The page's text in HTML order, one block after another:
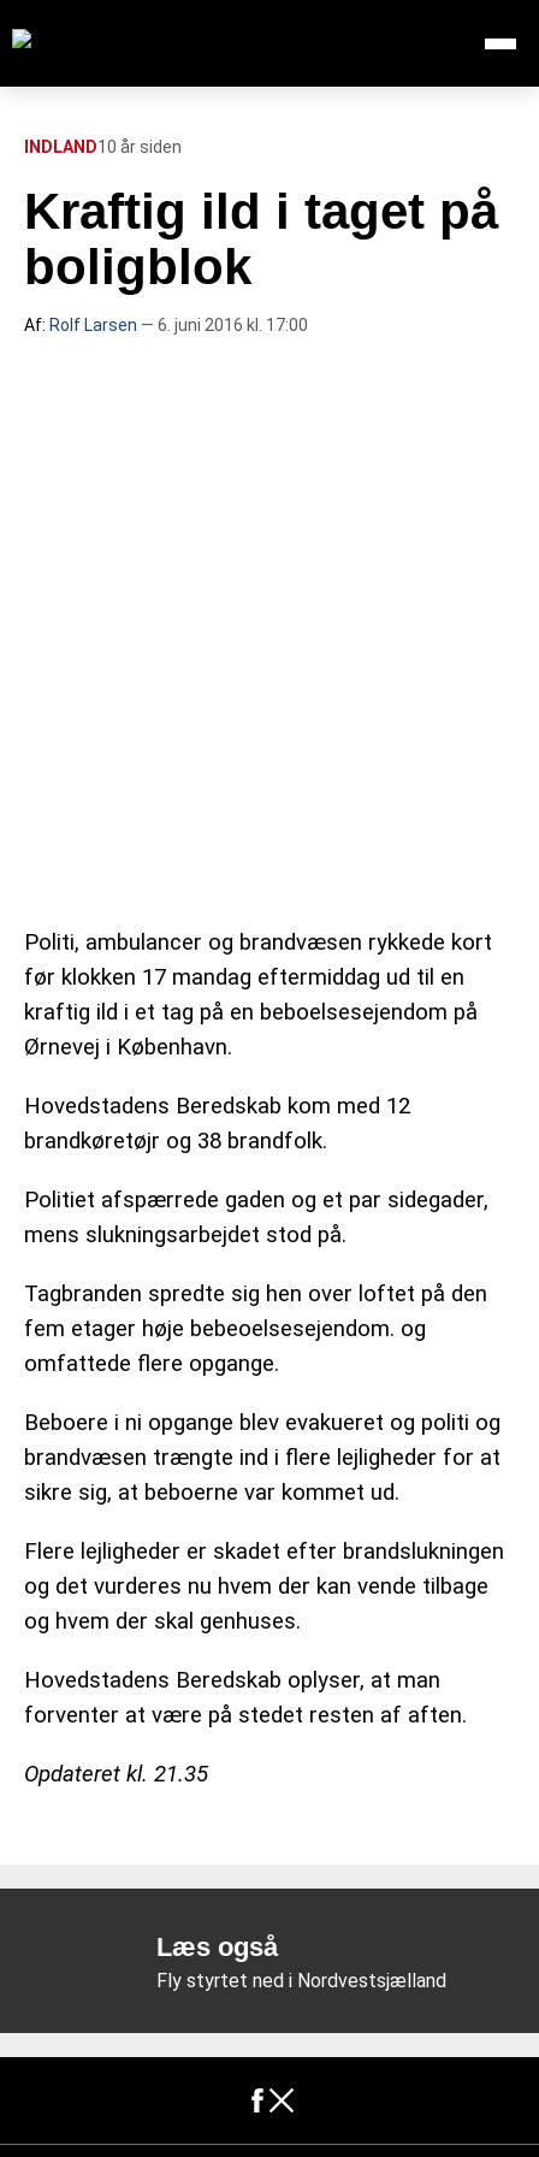
Åbn
FORSIDE
112
INDLAND10 år siden
Kraftig ild i taget på
boligblok
Af: Rolf Larsen — 6. juni 2016 kl. 17:00
Politi, ambulancer og brandvæsen rykkede kort
før klokken 17 mandag eftermiddag ud til en
kraftig ild i et tag på en beboelsesejendom på
Ørnevej i København.
Hovedstadens Beredskab kom med 12
brandkøretøjr og 38 brandfolk.
Politiet afspærrede gaden og et par sidegader,
mens slukningsarbejdet stod på.
Tagbranden spredte sig hen over loftet på den
fem etager høje bebeoelsesejendom. og
omfattede flere opgange.
Beboere i ni opgange blev evakueret og politi og
brandvæsen trængte ind i flere lejligheder for at
sikre sig, at beboerne var kommet ud.
Flere lejligheder er skadet efter brandslukningen
og det vurderes nu hvem der kan vende tilbage
og hvem der skal genhuses.
Hovedstadens Beredskab oplyser, at man
forventer at være på stedet resten af aften.
Opdateret kl. 21.35
Læs også
Fly styrtet ned i Nordvestsjælland